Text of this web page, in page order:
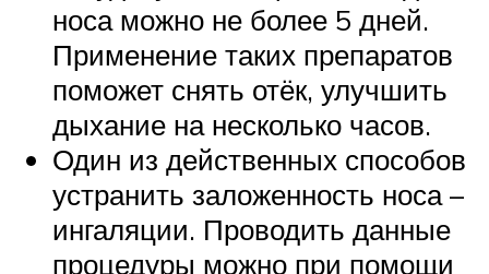
носа можно не более 5 дней.
Применение таких препаратов
поможет снять отёк, улучшить
дыхание на несколько часов.
Один из действенных способов
устранить заложенность носа –
ингаляции. Проводить данные
процедуры можно при помощи